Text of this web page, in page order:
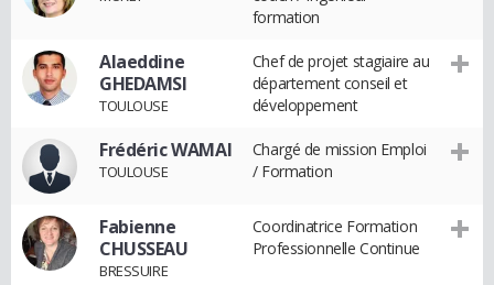
formation
Alaeddine
GHEDAMSI
TOULOUSE
Chef de projet stagiaire au
département conseil et
développement
Frédéric WAMAI
TOULOUSE
Chargé de mission Emploi
/ Formation
Fabienne
CHUSSEAU
BRESSUIRE
Coordinatrice Formation
Professionnelle Continue